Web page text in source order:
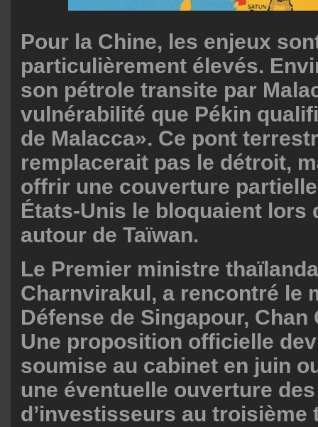
Pour la Chine, les enjeux
particulièrement élevés.
son pétrole transite par
vulnérabilité que Pékin
de Malacca». Ce pont
remplacerait pas le détroit,
offrir une couverture
États-Unis le bloquaient lors
autour de Taïwan.
Le Premier ministre
Charnvirakul, a rencontré le
Défense de Singapour, Chan
Une proposition officielle
soumise au cabinet en juin
une éventuelle ouverture
d’investisseurs au troisième